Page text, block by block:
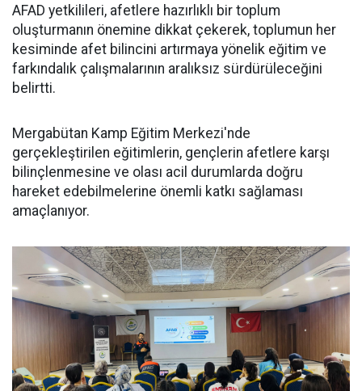
AFAD yetkilileri, afetlere hazırlıklı bir toplum
oluşturmanın önemine dikkat çekerek, toplumun her
kesiminde afet bilincini artırmaya yönelik eğitim ve
farkındalık çalışmalarının aralıksız sürdürüleceğini
belirtti.
Mergabütan Kamp Eğitim Merkezi'nde
gerçekleştirilen eğitimlerin, gençlerin afetlere karşı
bilinçlenmesine ve olası acil durumlarda doğru
hareket edebilmelerine önemli katkı sağlaması
amaçlanıyor.